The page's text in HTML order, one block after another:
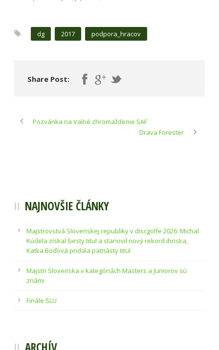
dg 2017 podpora_hracov
Share Post:
Pozvánka na Valné zhromaždenie SAF
Drava Forester
NAJNOVŠIE ČLÁNKY
Majstrovstvá Slovenskej republiky v discgolfe 2026: Michal
Kúdela získal šiesty titul a stanovil nový rekord ihriska,
Katka Boďová pridala pätnásty titul
Majstri Slovenska v kategóriách Masters a Juniorov sú
známi
Finále SLU